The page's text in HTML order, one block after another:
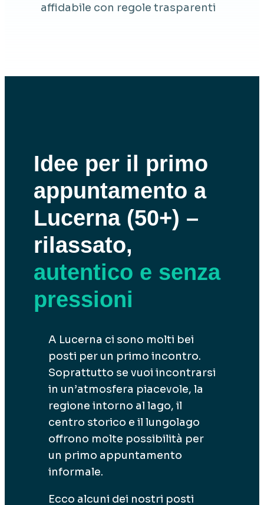
affidabile con regole trasparenti
Idee per il primo
appuntamento a
Lucerna (50+) –
rilassato,
autentico e senza
pressioni
A Lucerna ci sono molti bei
posti per un primo incontro.
Soprattutto se vuoi incontrarsi
in un’atmosfera piacevole, la
regione intorno al lago, il
centro storico e il lungolago
offrono molte possibilità per
un primo appuntamento
informale.
Ecco alcuni dei nostri posti